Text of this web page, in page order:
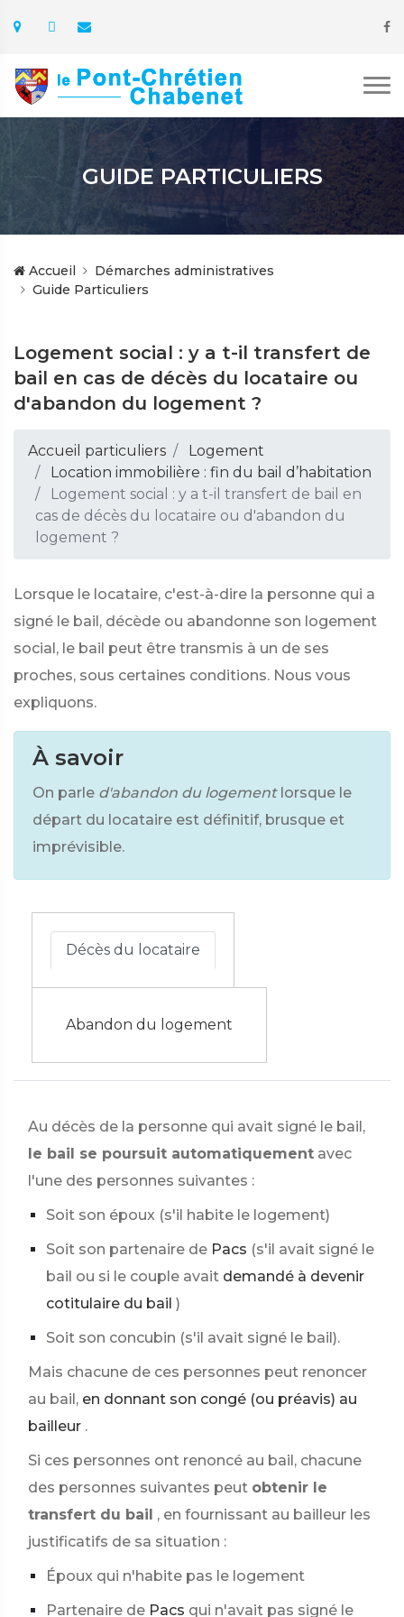
GUIDE PARTICULIERS
Accueil
Démarches administratives
Guide Particuliers
Logement social : y a t-il transfert de
bail en cas de décès du locataire ou
d'abandon du logement ?
Accueil particuliers
Logement
Location immobilière : fin du bail d’habitation
Logement social : y a t-il transfert de bail en
cas de décès du locataire ou d'abandon du
logement ?
Lorsque le locataire, c'est-à-dire la personne qui a
signé le bail, décède ou abandonne son logement
social, le bail peut être transmis à un de ses
proches, sous certaines conditions. Nous vous
expliquons.
À savoir
On parle d'abandon du logement lorsque le
départ du locataire est définitif, brusque et
imprévisible.
Décès du locataire
Abandon du logement
Au décès de la personne qui avait signé le bail,
le bail se poursuit automatiquement avec
l'une des personnes suivantes :
Soit son époux (s'il habite le logement)
Soit son partenaire de Pacs (s'il avait signé le
bail ou si le couple avait demandé à devenir
cotitulaire du bail )
Soit son concubin (s'il avait signé le bail).
Mais chacune de ces personnes peut renoncer
au bail, en donnant son congé (ou préavis) au
bailleur .
Si ces personnes ont renoncé au bail, chacune
des personnes suivantes peut obtenir le
transfert du bail , en fournissant au bailleur les
justificatifs de sa situation :
Époux qui n'habite pas le logement
Partenaire de Pacs qui n'avait pas signé le